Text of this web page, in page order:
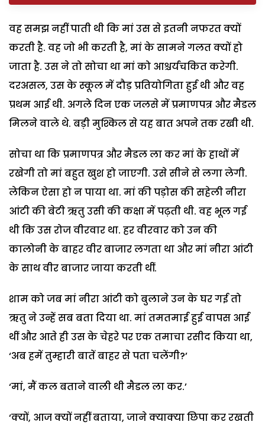
वह समझ नहीं पाती थी कि मां उस से इतनी नफरत क्यों
करती है. वह जो भी करती है, मां के सामने गलत क्यों हो
जाता है. उस ने तो सोचा था मां को आश्चर्यचकित करेगी.
दरअसल, उस के स्कूल में दौड़ प्रतियोगिता हुई थी और वह
प्रथम आई थी. अगले दिन एक जलसे में प्रमाणपत्र और मैडल
मिलने वाले थे. बड़ी मुश्किल से यह बात अपने तक रखी थी.
सोचा था कि प्रमाणपत्र और मैडल ला कर मां के हाथों में
रखेगी तो मां बहुत खुश हो जाएगी. उसे सीने से लगा लेगी.
लेकिन ऐसा हो न पाया था. मां की पड़ोस की सहेली नीरा
आंटी की बेटी ऋतु उसी की कक्षा में पढ़ती थी. वह भूल गई
थी कि उस रोज वीरवार था. हर वीरवार को उन की
कालोनी के बाहर वीर बाजार लगता था और मां नीरा आंटी
के साथ वीर बाजार जाया करती थीं.
शाम को जब मां नीरा आंटी को बुलाने उन के घर गई तो
ऋतु ने उन्हें सब बता दिया था. मां तमतमाई हुई वापस आई
थीं और आते ही उस के चेहरे पर एक तमाचा रसीद किया था,
‘अब हमें तुम्हारी बातें बाहर से पता चलेंगी?’
‘मां, मैं कल बताने वाली थी मैडल ला कर.’
‘क्यों, आज क्यों नहीं बताया, जाने क्याक्या छिपा कर रखती